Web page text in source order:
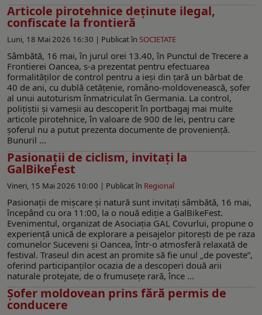
Articole pirotehnice deţinute ilegal,
confiscate la frontieră
Luni, 18 Mai 2026 16:30 | Publicat în SOCIETATE
Sâmbătă, 16 mai, în jurul orei 13.40, în Punctul de Trecere a
Frontierei Oancea, s-a prezentat pentru efectuarea
formalităţilor de control pentru a ieși din țară un bărbat de
40 de ani, cu dublă cetățenie, româno-moldovenească, șofer
al unui autoturism înmatriculat în Germania. La control,
poliţiştii şi vameşii au descoperit în portbagaj mai multe
articole pirotehnice, în valoare de 900 de lei, pentru care
șoferul nu a putut prezenta documente de proveniență.
Bunuril ...
Pasionații de ciclism, invitați la
GalBikeFest
Vineri, 15 Mai 2026 10:00 | Publicat în Regional
Pasionații de mișcare și natură sunt invitați sâmbătă, 16 mai,
începând cu ora 11:00, la o nouă ediție a GalBikeFest.
Evenimentul, organizat de Asociația GAL Covurlui, propune o
experiență unică de explorare a peisajelor pitorești de pe raza
comunelor Suceveni și Oancea, într-o atmosferă relaxată de
festival. Traseul din acest an promite să fie unul „de poveste”,
oferind participanților ocazia de a descoperi două arii
naturale protejate, de o frumusețe rară, înce ...
Șofer moldovean prins fără permis de
conducere